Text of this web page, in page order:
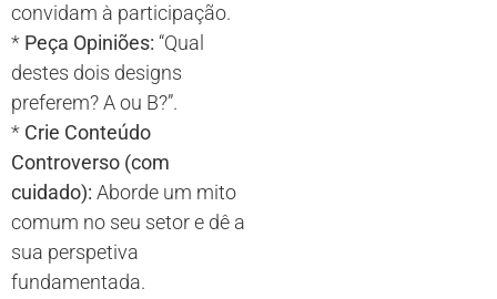
convidam à participação.
* Peça Opiniões: “Qual
destes dois designs
preferem? A ou B?”.
* Crie Conteúdo
Controverso (com
cuidado): Aborde um mito
comum no seu setor e dê a
sua perspetiva
fundamentada.